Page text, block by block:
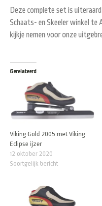
Deze complete set is
Schaats- en Skeeler winkel te
kijkje nemen voor onze
Gerelateerd
Viking Gold 2005 met Viking
Eclipse ijzer
12 oktober 2020
Soortgelijk bericht